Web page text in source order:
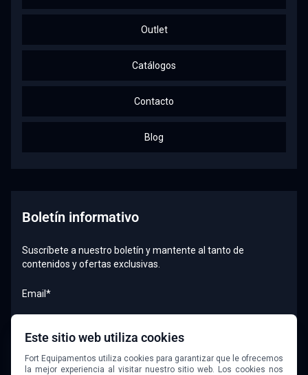
Este sitio web utiliza cookies
Fort Equipamentos utiliza cookies para garantizar que le ofrecemos
la mejor experiencia al visitar nuestro sitio web. Los cookies nos
Outlet
Catálogos
Contacto
Blog
Boletín informativo
Suscríbete a nuestro boletín y mantente al tanto de
contenidos y ofertas exclusivas.
Email*
Quiero recibir el boletín